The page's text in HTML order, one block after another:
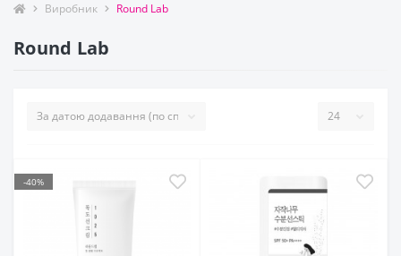
Виробник Round Lab
Round Lab
-40%